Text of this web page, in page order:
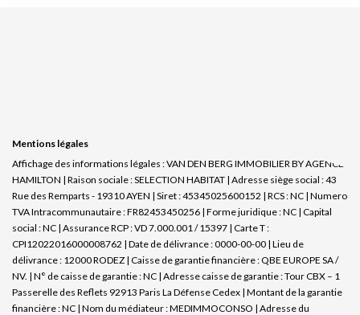
Mentions légales
Affichage des informations légales : VAN DEN BERG IMMOBILIER BY AGENCE
HAMILTON | Raison sociale : SELECTION HABITAT | Adresse siège social : 43
Rue des Remparts - 19310 AYEN | Siret : 45345025600152 | RCS : NC | Numero
TVA Intracommunautaire : FR82453450256 | Forme juridique : NC | Capital
social : NC | Assurance RCP : VD 7.000.001 / 15397 | Carte T :
CPI12022016000008762 | Date de délivrance : 0000-00-00 | Lieu de
délivrance : 12000 RODEZ | Caisse de garantie financière : QBE EUROPE SA /
NV. | N° de caisse de garantie : NC | Adresse caisse de garantie : Tour CBX – 1
Passerelle des Reflets 92913 Paris La Défense Cedex | Montant de la garantie
financière : NC | Nom du médiateur : MEDIMMOCONSO | Adresse du